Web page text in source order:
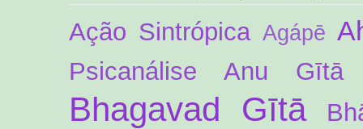
Ação Sintrópica Agápē
Psicanálise Anu Gītā
Bhagavad Gītā